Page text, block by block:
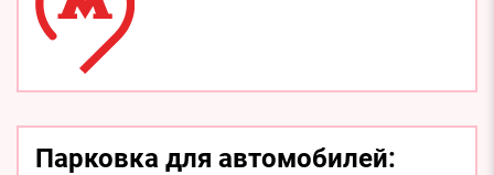
Парковка для автомобилей: